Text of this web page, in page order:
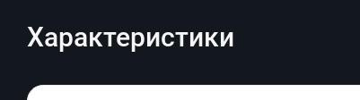
Характеристики